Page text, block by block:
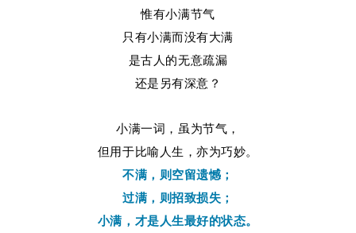
惟有小满节气
只有小满而没有大满
是古人的无意疏漏
还是另有深意？
小满一词，虽为节气，
但用于比喻人生，亦为巧妙。
不满，则空留遗憾；
过满，则招致损失；
小满，才是人生最好的状态。